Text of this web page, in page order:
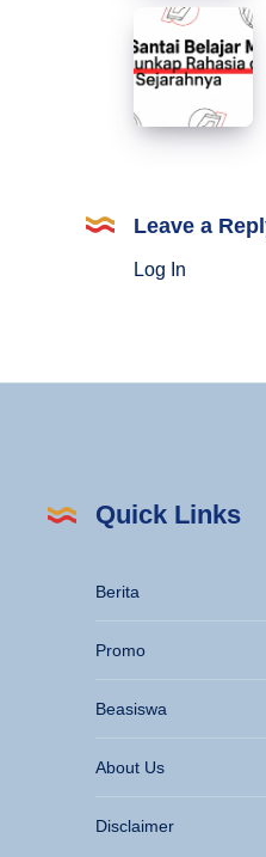
Profesional
Tingkatkan
Motivasi
di
Tips
Santai
Belajar
Mandarin:
dari
Leave a
Log In
Quick Links
Berita
Promo
Beasiswa
About Us
Disclaimer